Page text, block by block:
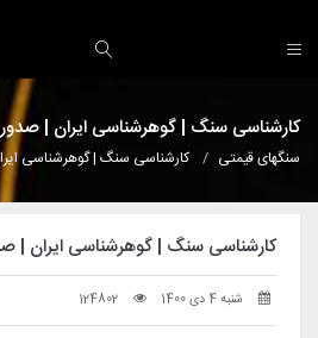
کارشناسی سنگ | گوهرشناسی ایران | صدور
سنگهای قیمتی کارشناسی سنگ | گوهرشناسی
کارشناسی سنگ | گوهرشناسی ایران |
شنبه 4 دی 1400 124802